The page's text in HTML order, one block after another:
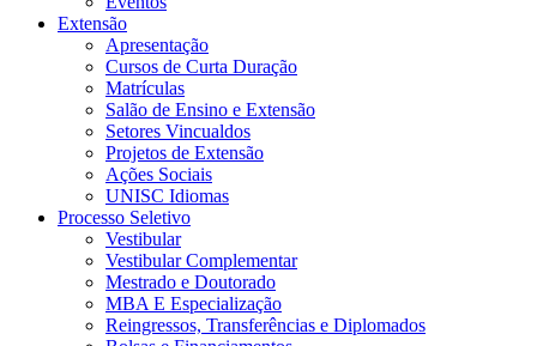
Extensão
Apresentação
Cursos de Curta Duração
Matrículas
Salão de Ensino e Extensão
Setores Vincualdos
Projetos de Extensão
Ações Sociais
UNISC Idiomas
Processo Seletivo
Vestibular
Vestibular Complementar
Mestrado e Doutorado
MBA E Especialização
Reingressos, Transferências e Diplomados